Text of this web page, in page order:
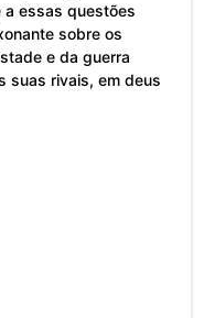
a essas questões
sobre os
e da guerra
suas rivais, em deus